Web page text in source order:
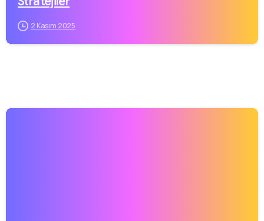
2 Kasım 2025